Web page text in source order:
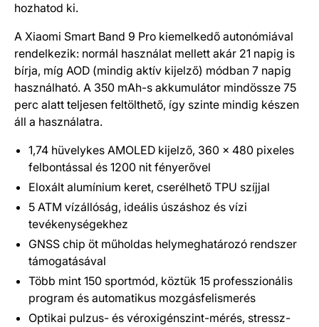
hozhatod ki.
A Xiaomi Smart Band 9 Pro kiemelkedő autonómiával
rendelkezik: normál használat mellett akár 21 napig is
bírja, míg AOD (mindig aktív kijelző) módban 7 napig
használható. A 350 mAh-s akkumulátor mindössze 75
perc alatt teljesen feltölthető, így szinte mindig készen
áll a használatra.
1,74 hüvelykes AMOLED kijelző, 360 x 480 pixeles
felbontással és 1200 nit fényerővel
Eloxált alumínium keret, cserélhető TPU szíjjal
5 ATM vízállóság, ideális úszáshoz és vízi
tevékenységekhez
GNSS chip öt műholdas helymeghatározó rendszer
támogatásával
Több mint 150 sportmód, köztük 15 professzionális
program és automatikus mozgásfelismerés
Optikai pulzus- és véroxigénszint-mérés, stressz-